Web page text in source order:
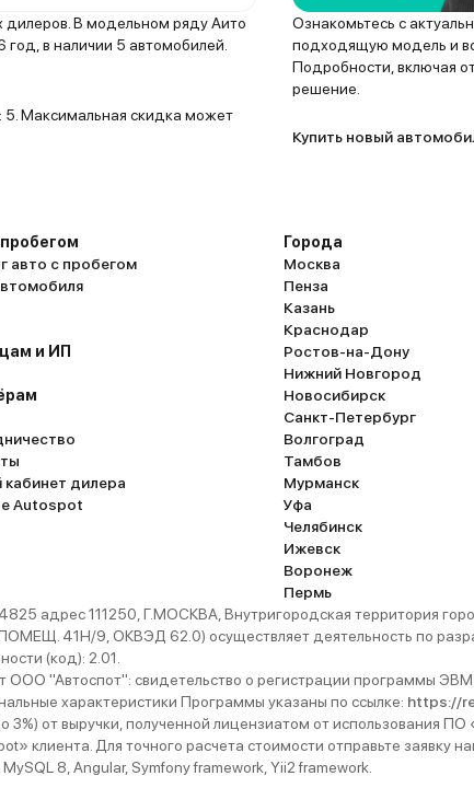
В модельном ряду Аито
в наличии 5 автомобилей.
5. Максимальная скидка может
Ознакомьтесь с
подходящую модель и
Подробности, включая
решение.
Купить новый
авто с пробегом
и ИП
кабинет дилера
Autospot
Города
Москва
Пенза
Казань
Краснодар
Ростов-на-Дону
Нижний Новгород
Новосибирск
Санкт-Петербург
Волгоград
Тамбов
Мурманск
Уфа
Челябинск
Ижевск
Воронеж
Пермь
адрес 111250, Г.МОСКВА, Внутригородская территория
41Н/9, ОКВЭД 62.0) осуществляет деятельность по
(код): 2.01.
"Автоспот": свидетельство о регистрации программы
характеристики Программы указаны по ссылке: https://
от выручки, полученной лицензиатом от использования
клиента. Для точного расчета стоимости отправьте заявку
8, Angular, Symfony framework, Yii2 framework.